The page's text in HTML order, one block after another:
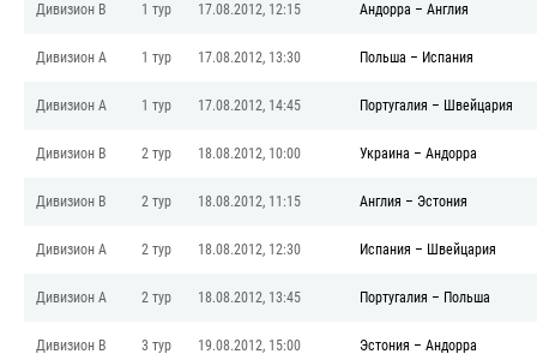
Дивизион B 1 тур 17.08.2012, 12:15 Андорра – Англия
Дивизион A 1 тур 17.08.2012, 13:30 Польша – Испания
Дивизион A 1 тур 17.08.2012, 14:45 Португалия – Швейцария
Дивизион B 2 тур 18.08.2012, 10:00 Украина – Андорра
Дивизион B 2 тур 18.08.2012, 11:15 Англия – Эстония
Дивизион A 2 тур 18.08.2012, 12:30 Испания – Швейцария
Дивизион A 2 тур 18.08.2012, 13:45 Португалия – Польша
Дивизион B 3 тур 19.08.2012, 15:00 Эстония – Андорра